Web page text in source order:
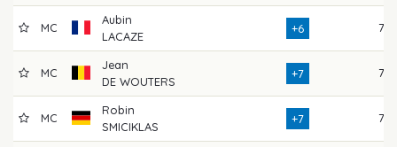
MC
Aubin
LACAZE
+6 73
MC
Jean
DE WOUTERS
+7 75
MC
Robin
SMICIKLAS
+7 73